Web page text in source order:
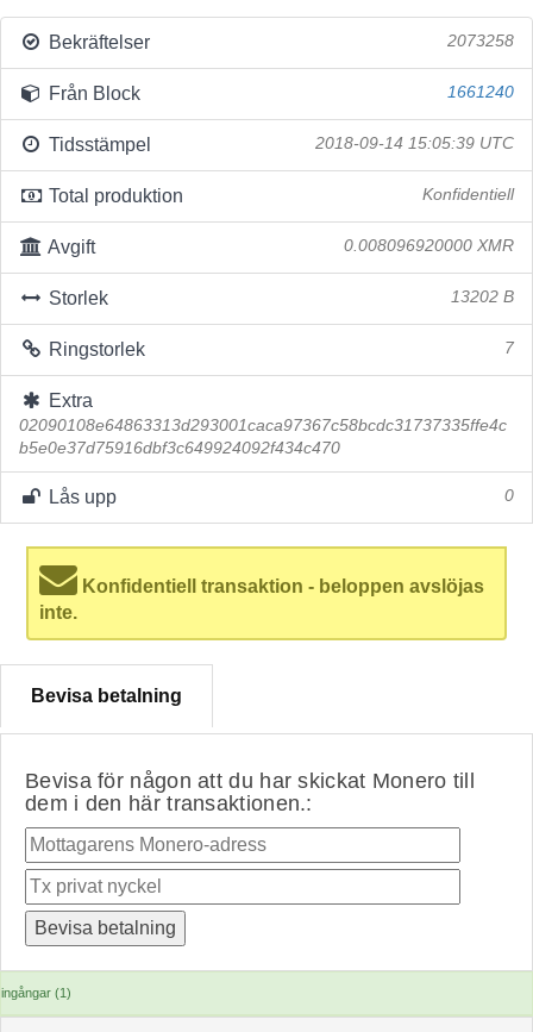
Bekräftelser 2073258
Från Block 1661240
Tidsstämpel 2018-09-14 15:05:39 UTC
Total produktion Konfidentiell
Avgift 0.008096920000 XMR
Storlek 13202 B
Ringstorlek 7
Extra
02090108e64863313d293001caca97367c58bcdc31737335ffe4c
b5e0e37d75916dbf3c649924092f434c470
Lås upp 0
Konfidentiell transaktion - beloppen avslöjas
inte.
Bevisa betalning
Bevisa för någon att du har skickat Monero till
dem i den här transaktionen.:
ingångar (1)